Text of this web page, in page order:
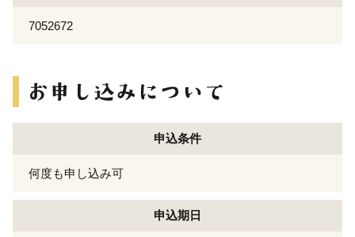
7052672
申込条件
何度も申し込み可
申込期日